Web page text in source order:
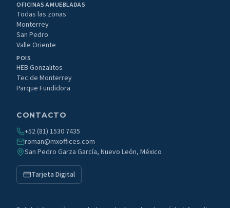
OFICINAS AMUEBLADAS
Todas las zonas
Monterrey
San Pedro
Valle Oriente
POIS
HEB Gonzalitos
Tec de Monterrey
Parque Fundidora
CONTACTO
+52 (81) 1530 7435
roman@mxoffices.com
San Pedro Garza García, Nuevo León, México
Tarjeta Digital